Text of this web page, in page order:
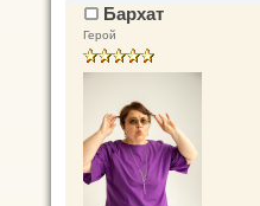
Бархат
Герой